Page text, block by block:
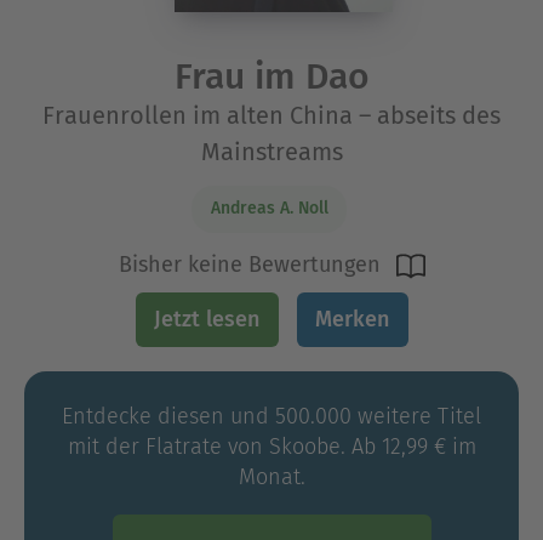
Frau im Dao
Frauenrollen im alten China – abseits des
Mainstreams
Andreas A. Noll
Bisher keine Bewertungen
Jetzt lesen Merken
Entdecke diesen und 500.000 weitere Titel
mit der Flatrate von Skoobe. Ab 12,99 € im
Monat.